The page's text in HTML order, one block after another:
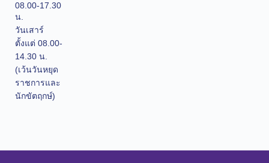
08.00-17.30
น.
วันเสาร์
ตั้งแต่ 08.00-
14.30 น.
(เว้นวันหยุด
ราชการและ
นักขัตฤกษ์)